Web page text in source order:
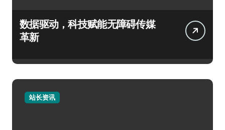
数据驱动，科技赋能无障碍传媒
革新
站长资讯